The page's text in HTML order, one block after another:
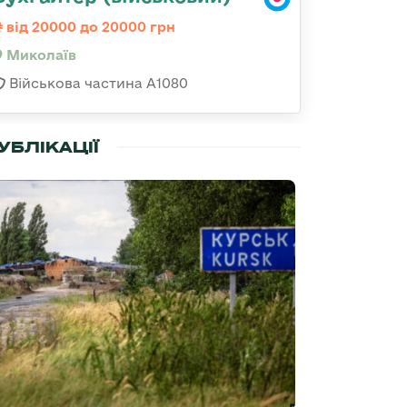
від 20000 до 20000 грн
Миколаїв
Військова частина А1080